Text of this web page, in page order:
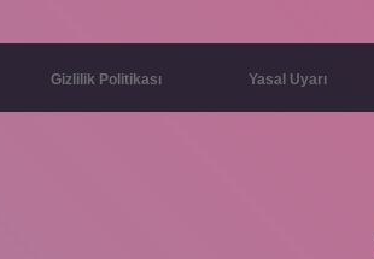
Gizlilik Politikası Yasal Uyarı